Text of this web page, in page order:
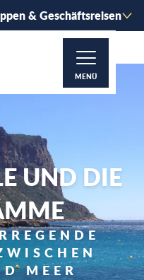
& Geschäftsreisen
MENÜ
UND DIE
MEER